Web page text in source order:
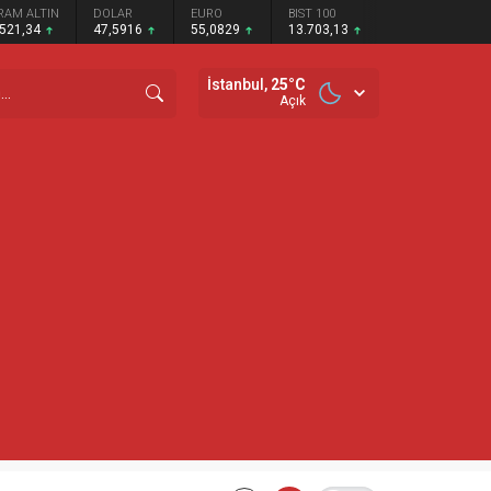
ALTIN DOLAR
47,5916
EURO
55,0829
BIST 100
13.703,13
İstanbul, 25°C
Açık